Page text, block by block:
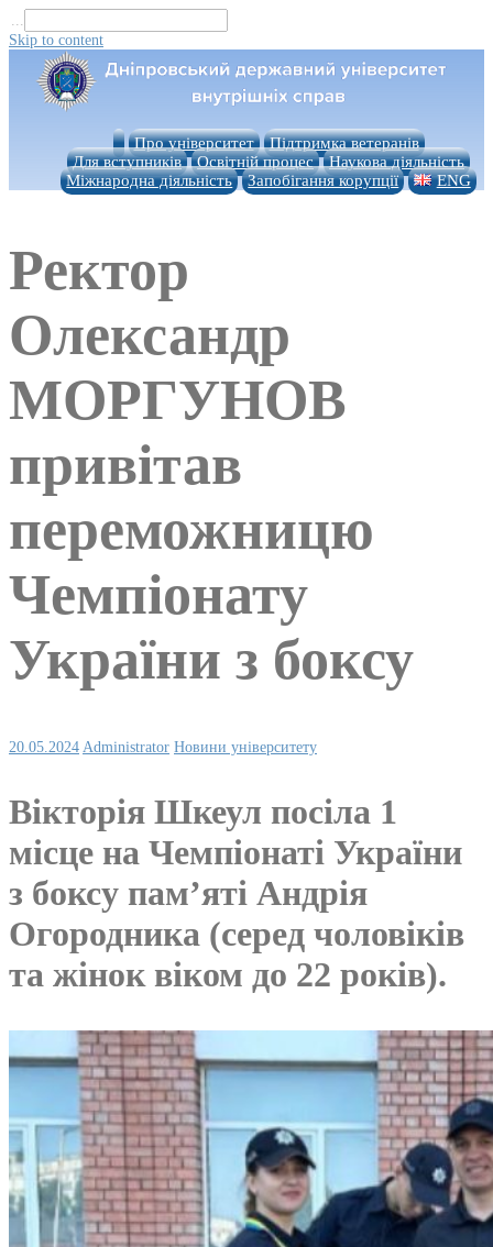
...
Skip to content
Про університет
Підтримка ветеранів
Для вступників
Освітній процес
Наукова діяльність
Міжнародна діяльність
Запобігання корупції ENG
Ректор
Олександр
МОРГУНОВ
привітав
переможницю
Чемпіонату
України з боксу
20.05.2024 Administrator Новини університету
Вікторія Шкеул посіла 1
місце на Чемпіонаті України
з боксу памʼяті Андрія
Огородника (серед чоловіків
та жінок віком до 22 років).